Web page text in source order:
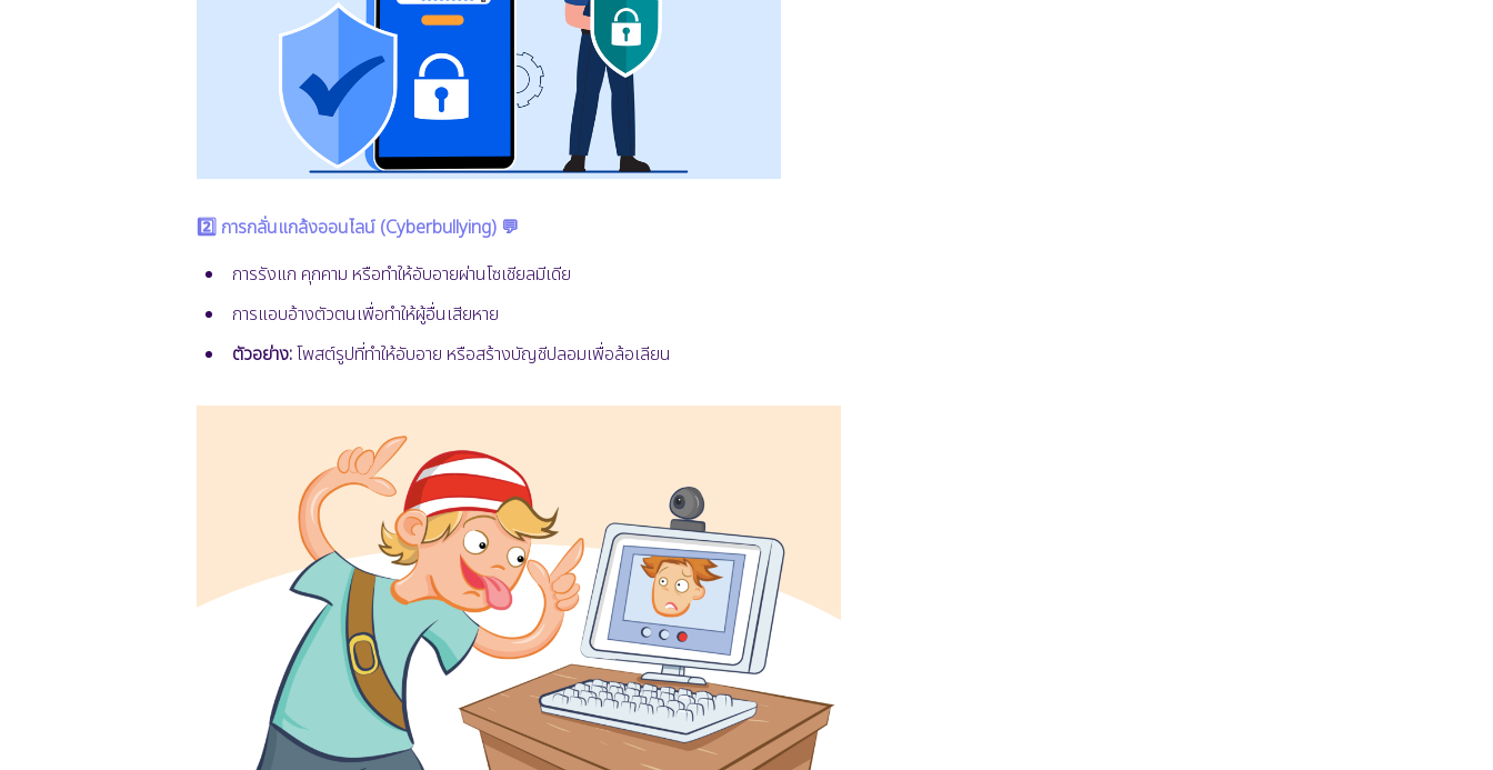
2️⃣ การกลั่นแกล้งออนไลน์ (Cyberbullying) 💬
การรังแก คุกคาม หรือทำให้อับอายผ่านโซเชียลมีเดีย
การแอบอ้างตัวตนเพื่อทำให้ผู้อื่นเสียหาย
ตัวอย่าง:โพสต์รูปที่ทำให้อับอาย หรือสร้างบัญชีปลอมเพื่อล้อเลียน